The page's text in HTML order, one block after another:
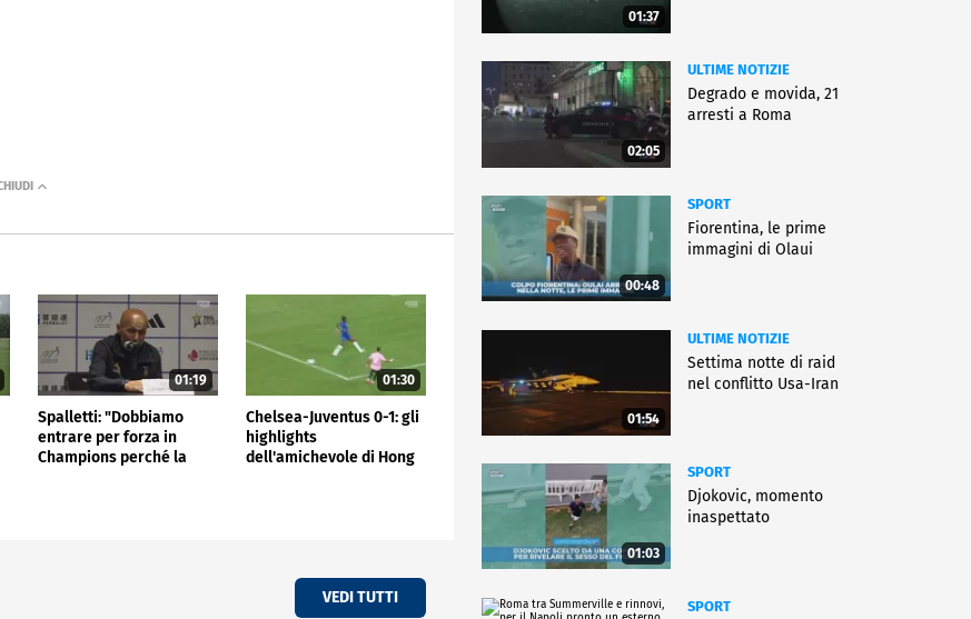
01:19
Spalletti: "Dobbiamo
entrare per forza in
Champions perché la
01:30
Chelsea-Juventus 0-1: gli
highlights
dell'amichevole di Hong
VEDI TUTTI
01:37
02:05
ULTIME NOTIZIE
Degrado e movida, 21
arresti a Roma
00:48
SPORT
Fiorentina, le prime
immagini di Olaui
01:54
ULTIME NOTIZIE
Settima notte di raid
nel conflitto Usa-Iran
01:03
SPORT
Djokovic, momento
inaspettato
SPORT